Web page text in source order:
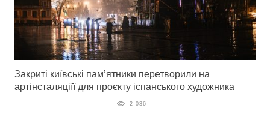
Закриті київські пам’ятники перетворили на
артінсталяціїї для проєкту іспанського художника
2 036